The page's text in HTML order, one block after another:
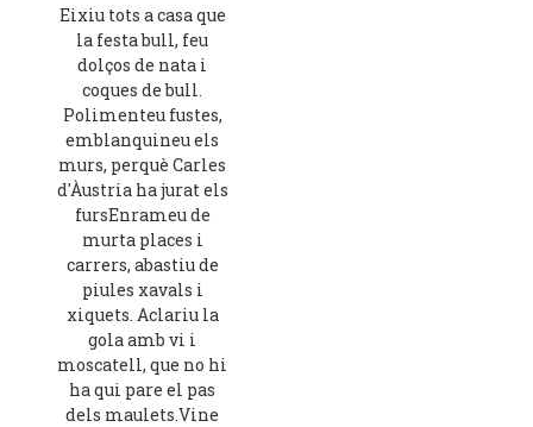
Eixiu tots a casa que
la festa bull, feu
dolços de nata i
coques de bull.
Polimenteu fustes,
emblanquineu els
murs, perquè Carles
d'Àustria ha jurat els
fursEnrameu de
murta places i
carrers, abastiu de
piules xavals i
xiquets. Aclariu la
gola amb vi i
moscatell, que no hi
ha qui pare el pas
dels maulets.Vine